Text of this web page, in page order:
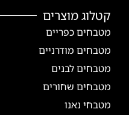
קטלוג מוצרים
מטבחים כפריים
מטבחים מודרניים
מטבחים לבנים
מטבחים שחורים
מטבחי נאנו